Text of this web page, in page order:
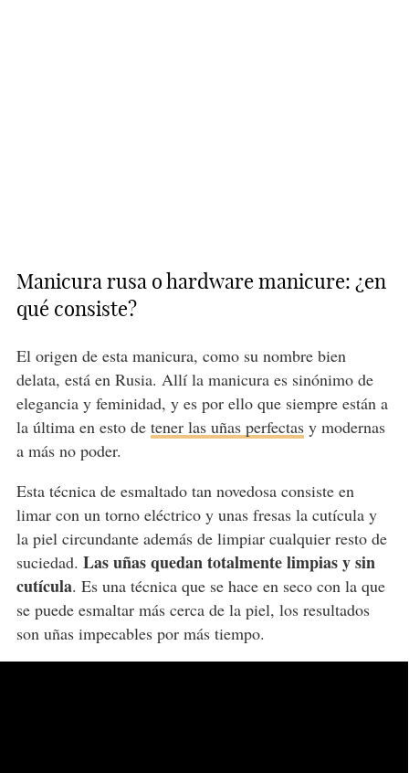
Manicura rusa o hardware manicure: ¿en
qué consiste?
El origen de esta manicura, como su nombre bien
delata, está en Rusia. Allí la manicura es sinónimo de
elegancia y feminidad, y es por ello que siempre están a
la última en esto de tener las uñas perfectasy modernas
a más no poder.
Esta técnica de esmaltado tan novedosa consiste en
limar con un torno eléctrico y unas fresas la cutícula y
la piel circundante además de limpiar cualquier resto de
suciedad. Las uñas quedan totalmente limpias y sin
cutícula. Es una técnica que se hace en seco con la que
se puede esmaltar más cerca de la piel, los resultados
son uñas impecables por más tiempo.